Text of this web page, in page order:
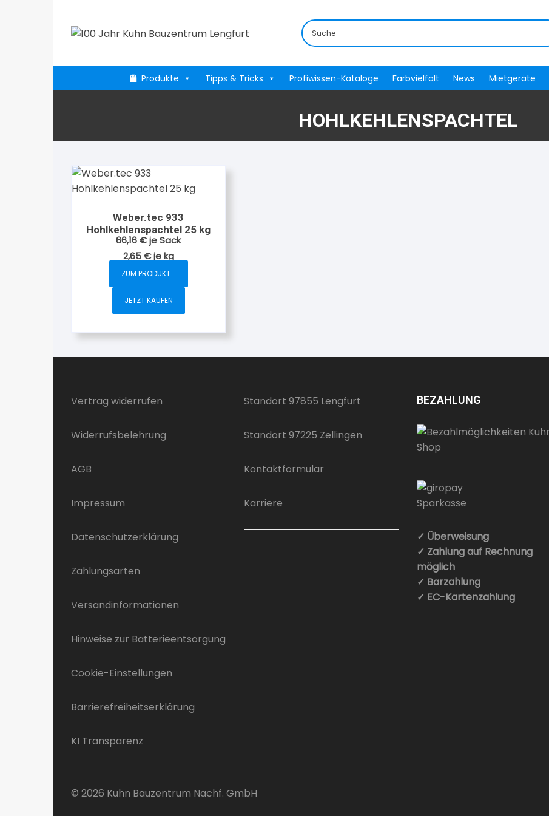
springen
Produkte Tipps & Tricks Profiwissen-Kataloge Farbvielfalt News Mietgeräte
HOHLKEHLENSPACHTEL
Weber.tec 933
Hohlkehlenspachtel 25 kg
66,16€je Sack
2,65€jekg
ZUM PRODUKT...
JETZT KAUFEN
Vertrag widerrufen
Widerrufsbelehrung
AGB
Impressum
Datenschutzerklärung
Zahlungsarten
Versandinformationen
Hinweise zur Batterieentsorgung
Cookie-Einstellungen
Barrierefreiheitserklärung
KI Transparenz
Standort 97855 Lengfurt
Standort 97225 Zellingen
Kontaktformular
Karriere
BEZAHLUNG
✓ Überweisung
✓ Zahlung auf Rechnung
möglich
✓ Barzahlung
✓ EC-Kartenzahlung
© 2026 Kuhn Bauzentrum Nachf. GmbH